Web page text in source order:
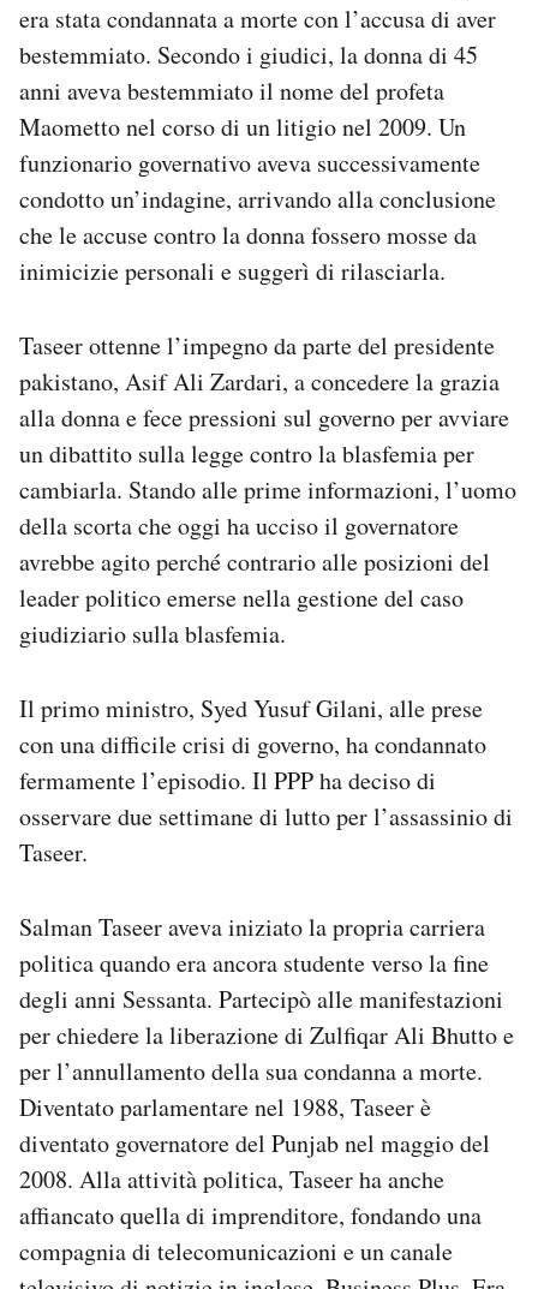
era stata condannata a morte con l’accusa di aver
bestemmiato. Secondo i giudici, la donna di 45
anni aveva bestemmiato il nome del profeta
Maometto nel corso di un litigio nel 2009. Un
funzionario governativo aveva successivamente
condotto un’indagine, arrivando alla conclusione
che le accuse contro la donna fossero mosse da
inimicizie personali e suggerì di rilasciarla.
Taseer ottenne l’impegno da parte del presidente
pakistano, Asif Ali Zardari, a concedere la grazia
alla donna e fece pressioni sul governo per avviare
un dibattito sulla legge contro la blasfemia per
cambiarla. Stando alle prime informazioni, l’uomo
della scorta che oggi ha ucciso il governatore
avrebbe agito perché contrario alle posizioni del
leader politico emerse nella gestione del caso
giudiziario sulla blasfemia.
Il primo ministro, Syed Yusuf Gilani, alle prese
con una difficile crisi di governo, ha condannato
fermamente l’episodio. Il PPP ha deciso di
osservare due settimane di lutto per l’assassinio di
Taseer.
Salman Taseer aveva iniziato la propria carriera
politica quando era ancora studente verso la fine
degli anni Sessanta. Partecipò alle manifestazioni
per chiedere la liberazione di Zulfiqar Ali Bhutto e
per l’annullamento della sua condanna a morte.
Diventato parlamentare nel 1988, Taseer è
diventato governatore del Punjab nel maggio del
2008. Alla attività politica, Taseer ha anche
affiancato quella di imprenditore, fondando una
compagnia di telecomunicazioni e un canale